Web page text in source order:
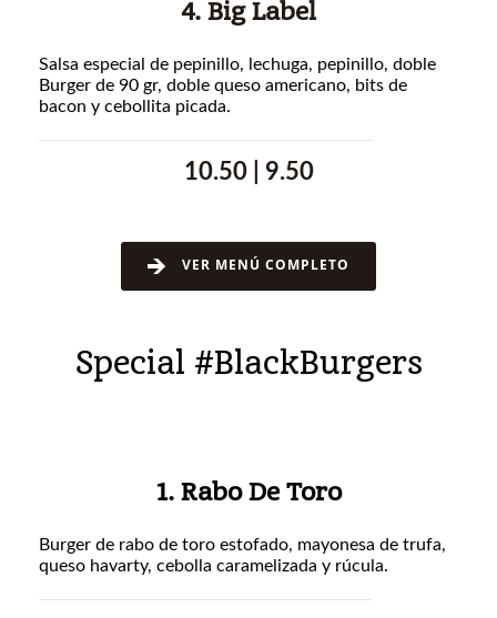
4. Big Label
Salsa especial de pepinillo, lechuga, pepinillo, doble
Burger de 90 gr, doble queso americano, bits de
bacon y cebollita picada.
10.50 | 9.50
VER MENÚ COMPLETO
Special #BlackBurgers
1. Rabo De Toro
Burger de rabo de toro estofado, mayonesa de trufa,
queso havarty, cebolla caramelizada y rúcula.